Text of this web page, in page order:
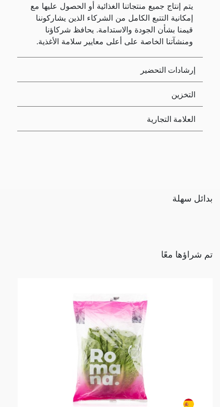
يتم إنتاج جميع منتجاتنا الغذائية أو الحصول عليها مع
إمكانية التتبع الكامل من الشركاء الذين يشاركوننا
قيمنا بشأن الجودة والاستدامة. يحافظ شركاؤنا
ومنشآتنا الخاصة على أعلى معايير سلامة الأغذية.
إرشادات التحضير
التخزين
العلامة التجارية
بدائل سهلة
تم شراؤها معًا